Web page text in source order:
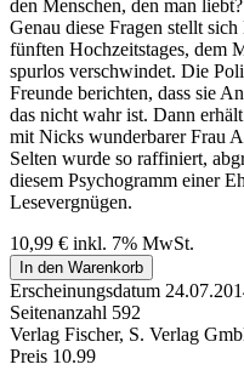
den Menschen, den man liebt?
Genau diese Fragen stellt
fünften Hochzeitstages, dem
spurlos verschwindet. Die
Freunde berichten, dass sie
das nicht wahr ist. Dann
mit Nicks wunderbarer Frau
Selten wurde so raffiniert,
diesem Psychogramm einer
Lesevergnügen.
10,99 € inkl. 7% MwSt.
In den Warenkorb
Erscheinungsdatum
Seitenanzahl 592
Verlag Fischer, S. Verlag
Preis 10.99